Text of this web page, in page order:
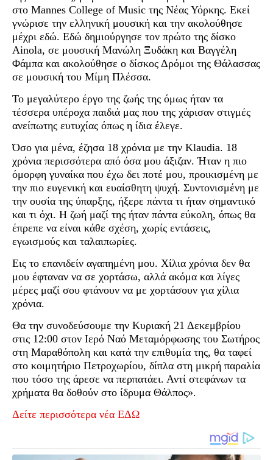
στο Mannes College of Music της Νέας Υόρκης. Εκεί
γνώρισε την ελληνική μουσική και την ακολούθησε
μέχρι εδώ. Εδώ δημιούργησε τον πρώτο της δίσκο
Ainola, σε μουσική Μανώλη Ξυδάκη και Βαγγέλη
Φάμπα και ακολούθησε ο δίσκος Δρόμοι της Θάλασσας
σε μουσική του Μίμη Πλέσσα.
Το μεγαλύτερο έργο της ζωής της όμως ήταν τα
τέσσερα υπέροχα παιδιά μας που της χάρισαν στιγμές
ανείπωτης ευτυχίας όπως η ίδια έλεγε.
Όσο για μένα, έζησα 18 χρόνια με την Klaudia. 18
χρόνια περισσότερα από όσα μου άξιζαν. Ήταν η πιο
όμορφη γυναίκα που έχω δει ποτέ μου, προικισμένη με
την πιο ευγενική και ευαίσθητη ψυχή. Συντονισμένη με
την ουσία της ύπαρξης, ήξερε πάντα τι ήταν σημαντικό
και τι όχι. Η ζωή μαζί της ήταν πάντα εύκολη, όπως θα
έπρεπε να είναι κάθε σχέση, χωρίς εντάσεις,
εγωισμούς και ταλαιπωρίες.
Εις το επανιδείν αγαπημένη μου. Χίλια χρόνια δεν θα
μου έφταναν να σε χορτάσω, αλλά ακόμα και λίγες
μέρες μαζί σου φτάνουν να με χορτάσουν για χίλια
χρόνια.
Θα την συνοδεύσουμε την Κυριακή 21 Δεκεμβρίου
στις 12:00 στον Ιερό Ναό Μεταμόρφωσης του Σωτήρος
στη Μαραθόπολη και κατά την επιθυμία της, θα ταφεί
στο κοιμητήριο Πετροχωρίου, δίπλα στη μικρή παραλία
που τόσο της άρεσε να περπατάει. Αντί στεφάνων τα
χρήματα θα δοθούν στο ίδρυμα Θάλπος».
Δείτε περισσότερα νέα ΕΔΩ